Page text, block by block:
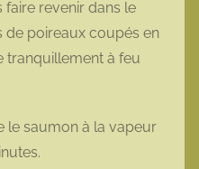
faire revenir dans le
de poireaux coupés en
tranquillement à feu
le saumon à la vapeur